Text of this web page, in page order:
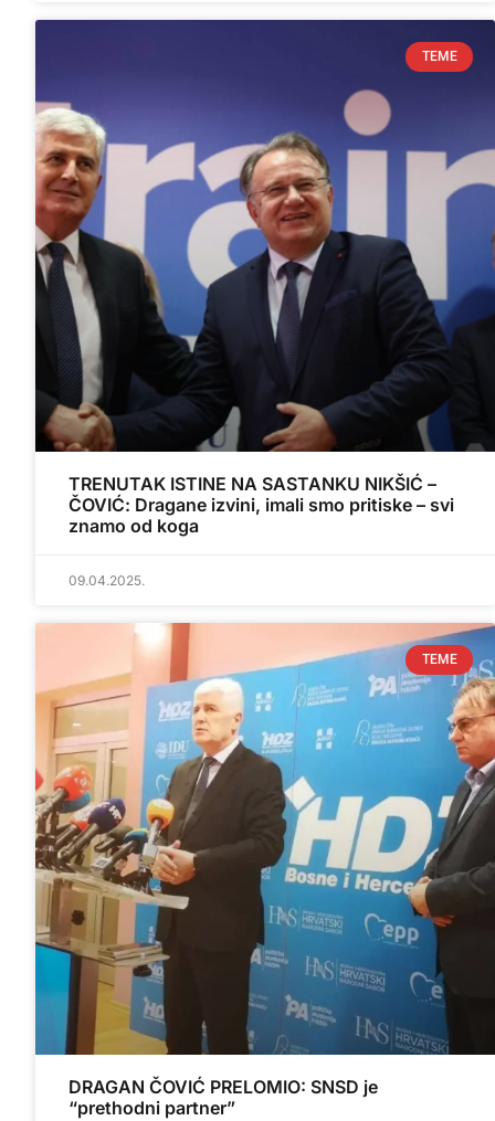
TEME
TRENUTAK ISTINE NA SASTANKU NIKŠIĆ –
ČOVIĆ: Dragane izvini, imali smo pritiske – svi
znamo od koga
09.04.2025.
TEME
DRAGAN ČOVIĆ PRELOMIO: SNSD je
“prethodni partner”